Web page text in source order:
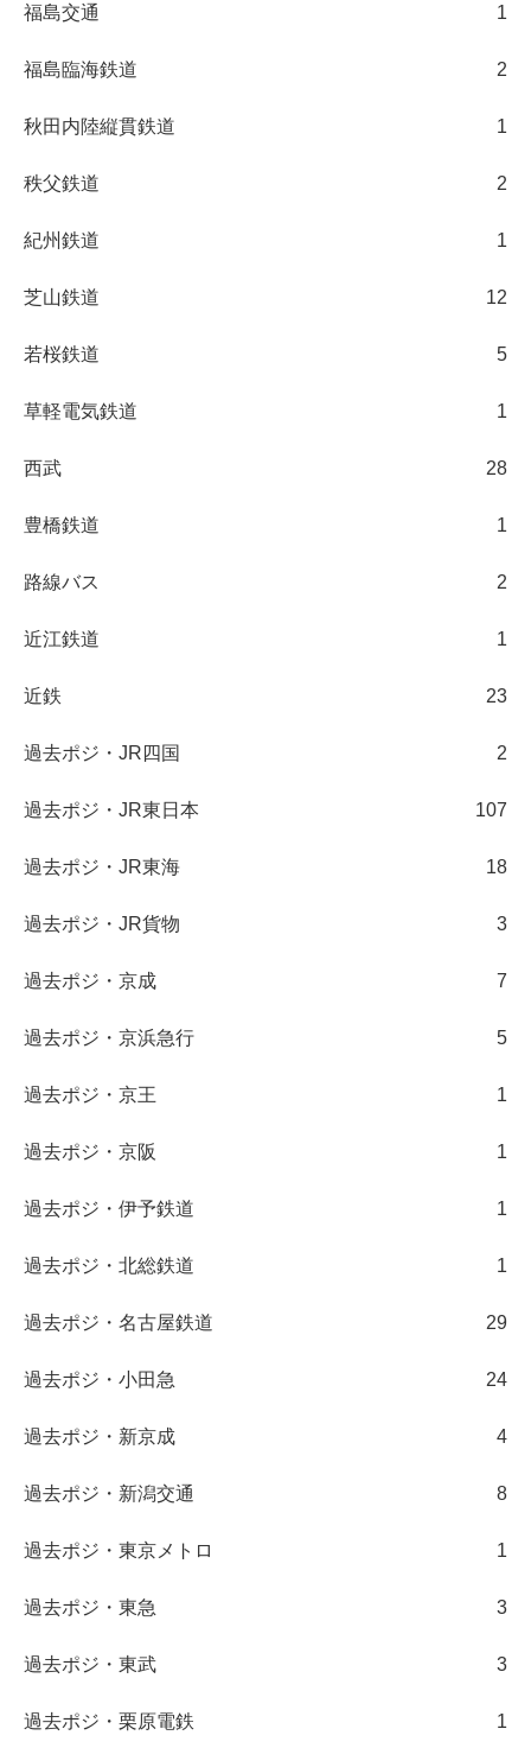
福島交通 1
福島臨海鉄道 2
秋田内陸縦貫鉄道 1
秩父鉄道 2
紀州鉄道 1
芝山鉄道 12
若桜鉄道 5
草軽電気鉄道 1
西武 28
豊橋鉄道 1
路線バス 2
近江鉄道 1
近鉄 23
過去ポジ・JR四国 2
過去ポジ・JR東日本 107
過去ポジ・JR東海 18
過去ポジ・JR貨物 3
過去ポジ・京成 7
過去ポジ・京浜急行 5
過去ポジ・京王 1
過去ポジ・京阪 1
過去ポジ・伊予鉄道 1
過去ポジ・北総鉄道 1
過去ポジ・名古屋鉄道 29
過去ポジ・小田急 24
過去ポジ・新京成 4
過去ポジ・新潟交通 8
過去ポジ・東京メトロ 1
過去ポジ・東急 3
過去ポジ・東武 3
過去ポジ・栗原電鉄 1